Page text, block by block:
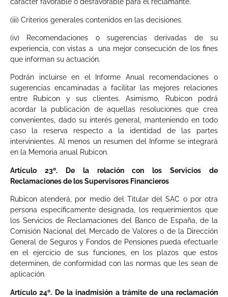
carácter favorable o desfavorable para el reclamante.
(iii) Criterios generales contenidos en las decisiones.
(iv) Recomendaciones o sugerencias derivadas de su
experiencia, con vistas a una mejor consecución de los fines
que informan su actuación.
Podrán incluirse en el Informe Anual recomendaciones o
sugerencias encaminadas a facilitar las mejores relaciones
entre Rubicon y sus clientes. Asimismo, Rubicon podrá
acordar la publicación de aquellas resoluciones que crea
convenientes, dado su interés general, manteniendo en todo
caso la reserva respecto a la identidad de las partes
intervinientes. Al menos un resumen del Informe se integrará
en la Memoria anual Rubicon.
Artículo 23º. De la relación con los Servicios de
Reclamaciones de los Supervisores Financieros
Rubicon atenderá, por medio del Titular del SAC o por otra
persona específicamente designada, los requerimientos que
los Servicios de Reclamaciones del Banco de España, de la
Comisión Nacional del Mercado de Valores o de la Dirección
General de Seguros y Fondos de Pensiones pueda efectuarle
en el ejercicio de sus funciones, en los plazos que estos
determinen, de conformidad con las normas que les sean de
aplicación.
Artículo 24º. De la inadmisión a trámite de una reclamación